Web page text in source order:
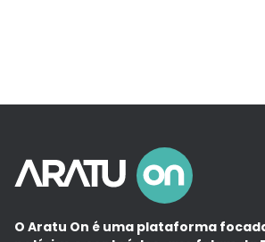
O Aratu On é uma plataforma